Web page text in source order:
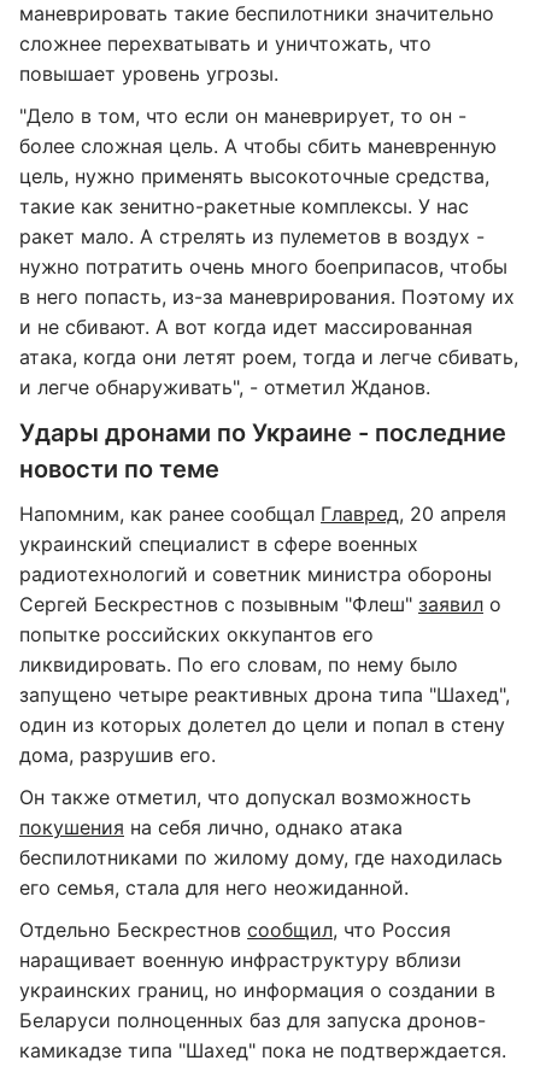
маневрировать такие беспилотники значительно
сложнее перехватывать и уничтожать, что
повышает уровень угрозы.
"Дело в том, что если он маневрирует, то он -
более сложная цель. А чтобы сбить маневренную
цель, нужно применять высокоточные средства,
такие как зенитно-ракетные комплексы. У нас
ракет мало. А стрелять из пулеметов в воздух -
нужно потратить очень много боеприпасов, чтобы
в него попасть, из-за маневрирования. Поэтому их
и не сбивают. А вот когда идет массированная
атака, когда они летят роем, тогда и легче сбивать,
и легче обнаруживать", - отметил Жданов.
Удары дронами по Украине - последние
новости по теме
Напомним, как ранее сообщал Главред, 20 апреля
украинский специалист в сфере военных
радиотехнологий и советник министра обороны
Сергей Бескрестнов с позывным "Флеш" заявил о
попытке российских оккупантов его
ликвидировать. По его словам, по нему было
запущено четыре реактивных дрона типа "Шахед",
один из которых долетел до цели и попал в стену
дома, разрушив его.
Он также отметил, что допускал возможность
покушения на себя лично, однако атака
беспилотниками по жилому дому, где находилась
его семья, стала для него неожиданной.
Отдельно Бескрестнов сообщил, что Россия
наращивает военную инфраструктуру вблизи
украинских границ, но информация о создании в
Беларуси полноценных баз для запуска дронов-
камикадзе типа "Шахед" пока не подтверждается.